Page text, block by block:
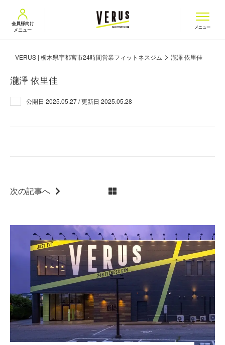
VERUS ヴェルス
会員様向け
メニュー
メニュー
VERUS | 栃木県宇都宮市24時間営業フィットネスジム > 瀧澤 依里佳
瀧澤 依里佳
公開日 2025.05.27/ 更新日 2025.05.28
次の記事へ